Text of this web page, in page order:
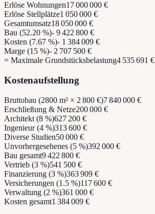
Erlöse Wohnungen17 000 000 €
Erlöse Stellplätze1 050 000 €
Gesamtumsatz18 050 000 €
Bau (52.20 %)- 9 422 800 €
Kosten (7.67 %)- 1 384 009 €
Marge (15 %)- 2 707 500 €
= Maximale Grundstücksbelastung4 535 691 €
Kostenaufstellung
Bruttobau (2800 m² × 2 800 €)7 840 000 €
Erschließung & Netze200 000 €
Architekt (8 %)627 200 €
Ingenieur (4 %)313 600 €
Diverse Studien50 000 €
Unvorhergesehenes (5 %)392 000 €
Bau gesamt9 422 800 €
Vertrieb (3 %)541 500 €
Finanzierung (3 %)363 909 €
Versicherungen (1.5 %)117 600 €
Verwaltung (2 %)361 000 €
Kosten gesamt1 384 009 €